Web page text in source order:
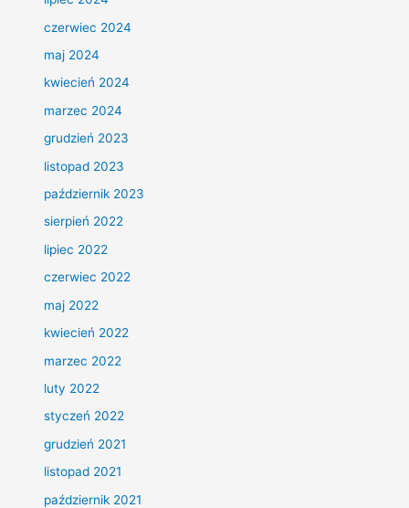
czerwiec 2024
maj 2024
kwiecień 2024
marzec 2024
grudzień 2023
listopad 2023
październik 2023
sierpień 2022
lipiec 2022
czerwiec 2022
maj 2022
kwiecień 2022
marzec 2022
luty 2022
styczeń 2022
grudzień 2021
listopad 2021
październik 2021